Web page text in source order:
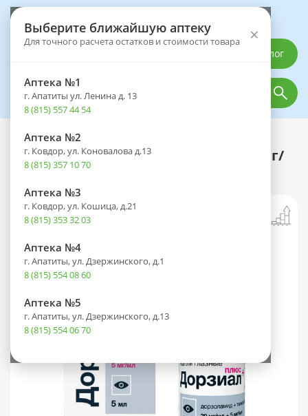
Выберите ближайшую аптеку
Для точного расчета остатков и стоимости товара ×
Аптека №1
г. Апатиты ул. Ленина д. 13
8 (815) 557 44 54
Аптека №2
г. Ковдор, ул. Коновалова д.13
8 (815) 357 10 70
Аптека №3
г. Ковдор, ул. Кошица, д.21
8 (815) 353 32 03
Аптека №4
г. Апатиты, ул. Дзержинского, д.1
8 (815) 554 08 60
Аптека №5
г. Апатиты, ул. Дзержинского, д.13
8 (815) 554 06 70
Каталог
Каталог Оптика
Дорзиал плюс фл.(капли глазн.) 20мг/
мл+5мг/мл 0,4мл №10